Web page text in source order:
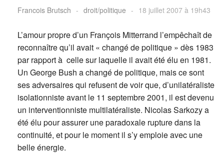
Francois Brutsch - droit/politique - 18 juillet 2007 à 19h43
L’amour propre d’un François Mitterrand l’empêchaît de
reconnaître qu’il avait « changé de politique » dès 1983
par rapport à celle sur laquelle il avait été élu en 1981.
Un George Bush a changé de politique, mais ce sont
ses adversaires qui refusent de voir que, d’unilatéraliste
isolationniste avant le 11 septembre 2001, il est devenu
un interventionniste multilatéraliste. Nicolas Sarkozy a
été élu pour assurer une paradoxale rupture dans la
continuité, et pour le moment il s’y emploie avec une
belle énergie.